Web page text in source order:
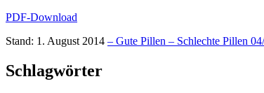
PDF-Download
Stand: 1. August 2014 – Gute Pillen – Schlechte Pillen
Schlagwörter